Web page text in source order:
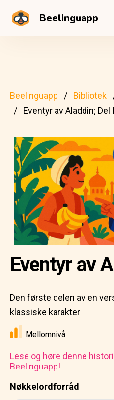
Beelinguapp
Beelinguapp Bibliotek
Eventyr av Aladdin; Del I
Nøkkelordforråd
Eventyr av
Den første delen av en
klassiske karakter
Mellomnivå
Lese og høre denne
Beelinguapp!